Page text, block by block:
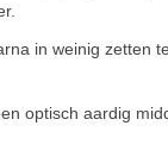
in weinig zetten
optisch aardig